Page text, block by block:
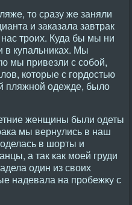
то сразу же заняли
и заказала завтрак
троих. Куда бы мы ни
в купальниках. Мы
мы привезли с собой,
которые с гордостью
пляжной одежде, было
женщины были одеты
мы вернулись в наш
в шорты и
а так как моей груди
один из своих
надевала на пробежку с